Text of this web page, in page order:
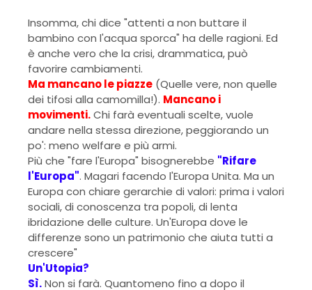
Insomma, chi dice "attenti a non buttare il
bambino con l'acqua sporca" ha delle ragioni. Ed
è anche vero che la crisi, drammatica, può
favorire cambiamenti.
Ma mancano le piazze (Quelle vere, non quelle
dei tifosi alla camomilla!). Mancano i
movimenti.Chi farà eventuali scelte, vuole
andare nella stessa direzione, peggiorando un
po': meno welfare e più armi.
Più che "fare l'Europa" bisognerebbe "Rifare
l'Europa". Magari facendo l'Europa Unita. Ma un
Europa con chiare gerarchie di valori: prima i valori
sociali, di conoscenza tra popoli, di lenta
ibridazione delle culture. Un'Europa dove le
differenze sono un patrimonio che aiuta tutti a
crescere"
Un'Utopia?
Sì.Non si farà. Quantomeno fino a dopo il